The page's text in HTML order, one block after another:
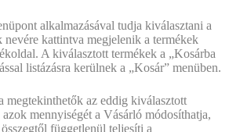
alkalmazásával tudja kiválasztani a
nevére kattintva megjelenik a termékek
A kiválasztott termékek a „Kosárba
listázásra kerülnek a „Kosár” menüben.
megtekinthetők az eddig kiválasztott
mennyiségét a Vásárló módosíthatja,
függetlenül teljesíti a